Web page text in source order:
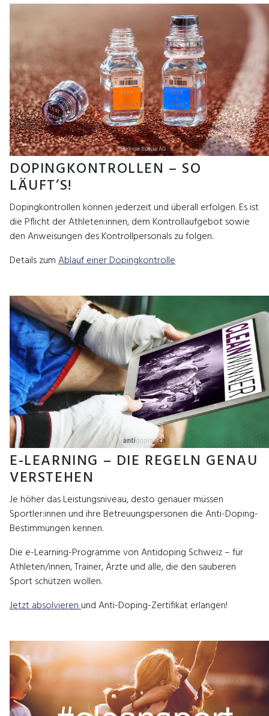
DOPINGKONTROLLEN – SO
LÄUFT’S!
Dopingkontrollen können jederzeit und überall erfolgen. Es ist
die Pflicht der Athleten:innen, dem Kontrollaufgebot sowie
den Anweisungen des Kontrollpersonals zu folgen.
Details zumAblauf einer Dopingkontrolle
E-LEARNING – DIE REGELN GENAU
VERSTEHEN
Je höher das Leistungsniveau, desto genauer müssen
Sportler:innen und ihre Betreuungspersonen die Anti-Doping-
Bestimmungen kennen.
Die e-Learning-Programme von Antidoping Schweiz – für
Athleten/innen, Trainer, Ärzte und alle, die den sauberen
Sport schützen wollen.
Jetzt absolvierenund Anti-Doping-Zertifikat erlangen!